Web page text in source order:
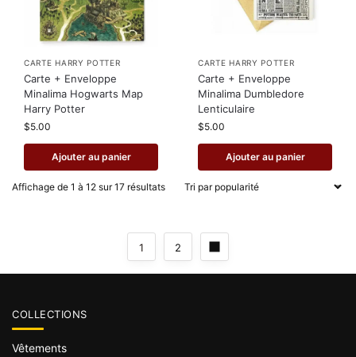
CARTE HARRY POTTER
Carte + Enveloppe
Minalima Hogwarts Map
Harry Potter
$5.00
Ajouter au panier
CARTE HARRY POTTER
Carte + Enveloppe
Minalima Dumbledore
Lenticulaire
$5.00
Ajouter au panier
Affichage de 1 à 12 sur 17 résultats
1 2
COLLECTIONS
Vêtements